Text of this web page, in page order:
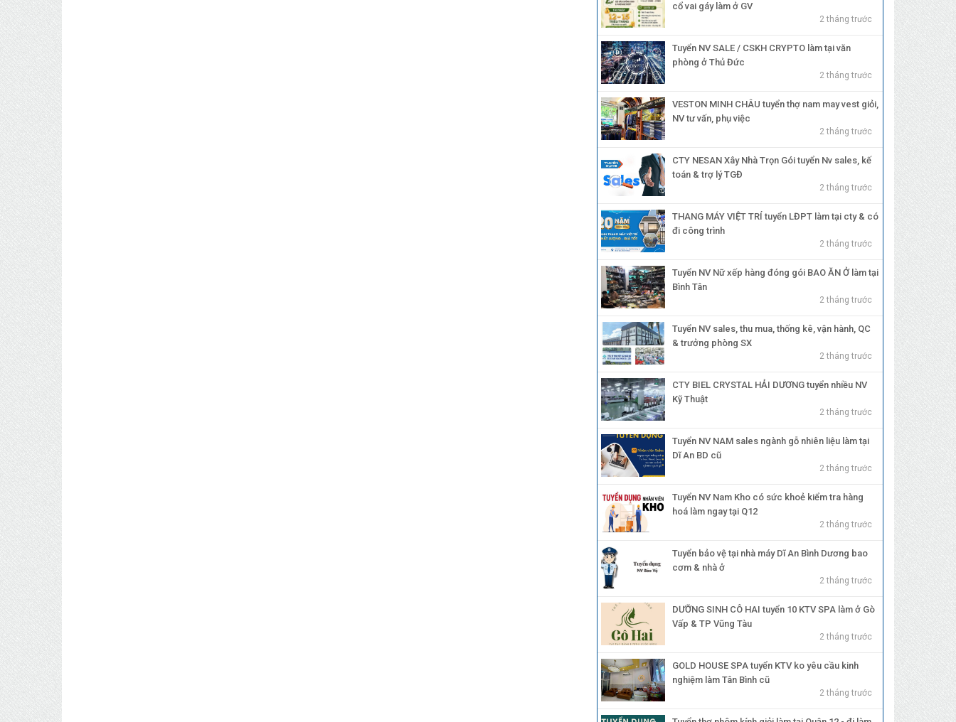
cổ vai gáy làm ở GV
2 tháng trước
Tuyển NV SALE / CSKH CRYPTO làm tại văn
phòng ở Thủ Đức
2 tháng trước
VESTON MINH CHÂU tuyển thợ nam may vest giỏi,
NV tư vấn, phụ việc
2 tháng trước
CTY NESAN Xây Nhà Trọn Gói tuyển Nv sales, kế
toán & trợ lý TGĐ
2 tháng trước
THANG MÁY VIỆT TRÍ tuyển LĐPT làm tại cty & có
đi công trình
2 tháng trước
Tuyển NV Nữ xếp hàng đóng gói BAO ĂN Ở làm tại
Bình Tân
2 tháng trước
Tuyển NV sales, thu mua, thống kê, vận hành, QC
& trưởng phòng SX
2 tháng trước
CTY BIEL CRYSTAL HẢI DƯƠNG tuyển nhiều NV
Kỹ Thuật
2 tháng trước
Tuyển NV NAM sales ngành gỗ nhiên liệu làm tại
Dĩ An BD cũ
2 tháng trước
Tuyển NV Nam Kho có sức khoẻ kiểm tra hàng
hoá làm ngay tại Q12
2 tháng trước
Tuyển bảo vệ tại nhà máy Dĩ An Bình Dương bao
cơm & nhà ở
2 tháng trước
DƯỠNG SINH CÔ HAI tuyển 10 KTV SPA làm ở Gò
Vấp & TP Vũng Tàu
2 tháng trước
GOLD HOUSE SPA tuyển KTV ko yêu cầu kinh
nghiệm làm Tân Bình cũ
2 tháng trước